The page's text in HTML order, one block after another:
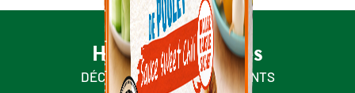
Énergie
783 Kj
Matières Grasses
dont Acides Gras Saturés
1.1 g
Halal & engagés
DÉCOUVREZ NOS ENGAGEMENTS